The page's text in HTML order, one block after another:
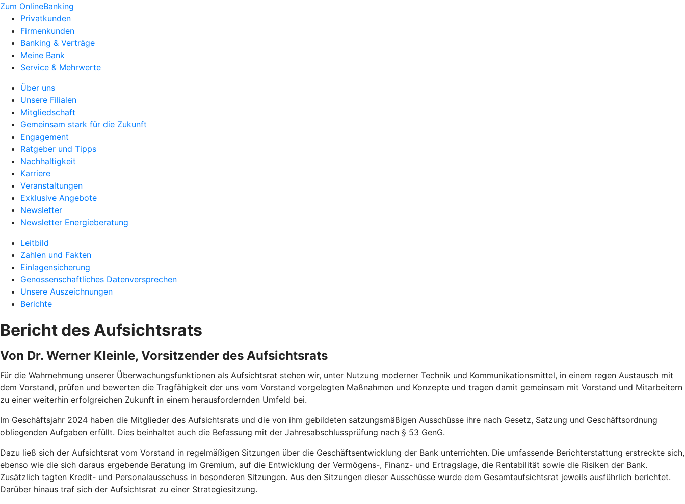
Zum OnlineBanking
Privatkunden
Firmenkunden
Banking & Verträge
Meine Bank
Service & Mehrwerte
Über uns
Unsere Filialen
Mitgliedschaft
Gemeinsam stark für die Zukunft
Engagement
Ratgeber und Tipps
Nachhaltigkeit
Karriere
Veranstaltungen
Exklusive Angebote
Newsletter
Newsletter Energieberatung
Leitbild
Zahlen und Fakten
Einlagensicherung
Genossenschaftliches Datenversprechen
Unsere Auszeichnungen
Berichte
Bericht des Aufsichtsrats
Von Dr. Werner Kleinle, Vorsitzender des Aufsichtsrats
Für die Wahrnehmung unserer Überwachungsfunktionen als Aufsichtsrat stehen wir, unter Nutzung moderner Technik und Kommunikationsmittel, in einem regen Austausch mit
dem Vorstand, prüfen und bewerten die Tragfähigkeit der uns vom Vorstand vorgelegten Maßnahmen und Konzepte und tragen damit gemeinsam mit Vorstand und Mitarbeitern
zu einer weiterhin erfolgreichen Zukunft in einem herausfordernden Umfeld bei.
Im Geschäftsjahr 2024 haben die Mitglieder des Aufsichtsrats und die von ihm gebildeten satzungsmäßigen Ausschüsse ihre nach Gesetz, Satzung und Geschäftsordnung
obliegenden Aufgaben erfüllt. Dies beinhaltet auch die Befassung mit der Jahresabschlussprüfung nach § 53 GenG.
Dazu ließ sich der Aufsichtsrat vom Vorstand in regelmäßigen Sitzungen über die Geschäftsentwicklung der Bank unterrichten. Die umfassende Berichterstattung erstreckte sich,
ebenso wie die sich daraus ergebende Beratung im Gremium, auf die Entwicklung der Vermögens-, Finanz- und Ertragslage, die Rentabilität sowie die Risiken der Bank.
Zusätzlich tagten Kredit- und Personalausschuss in besonderen Sitzungen. Aus den Sitzungen dieser Ausschüsse wurde dem Gesamtaufsichtsrat jeweils ausführlich berichtet.
Darüber hinaus traf sich der Aufsichtsrat zu einer Strategiesitzung.